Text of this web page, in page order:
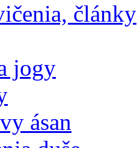
články
jogy
ásan